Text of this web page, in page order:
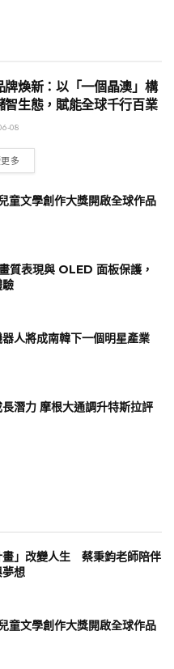
牌煥新：以「一個晶澳」構
智生態，賦能全球千行百業
08
多
文學創作大獎開啟全球作品
質表現與 OLED 面板保護，
驗
人將成南韓下一個明星產業
潛力 摩根大通調升特斯拉評
畫」改變人生 蔡秉鈞老師陪伴
想
文學創作大獎開啟全球作品